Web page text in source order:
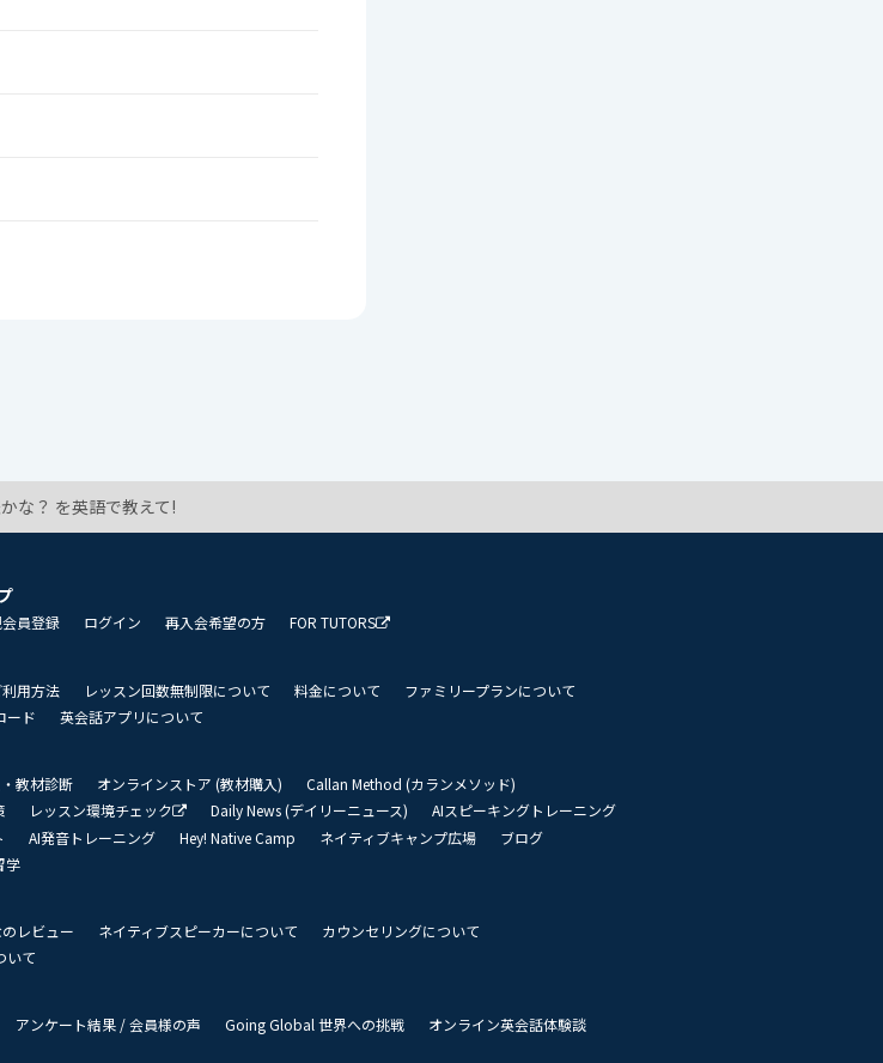
な？ を英語で教えて!
員登録 ログイン 再入会希望の方 FOR TUTORS
利用方法 レッスン回数無制限について 料金について
ファミリープランについて
ード
英会話アプリについて
教材診断 オンラインストア (教材購入)
Callan Method (カランメソッド)
レッスン環境チェック Daily News (デイリーニュース)
AIスピーキングトレーニング
AI発音トレーニング Hey! Native Camp ネイティブキャンプ広場
ブログ
学
レビュー ネイティブスピーカーについて
カウンセリングについて
いて
アンケート結果 / 会員様の声 Going Global 世界への挑戦
オンライン英会話体験談